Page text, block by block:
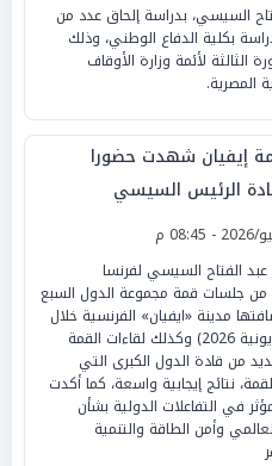
السيسي، بدراسة إلحاق عدد من
بكلية الدفاع الوطني، وذلك
الثالثة لأئمة وزارة الأوقاف
المصرية.
إيفيان شهدت حضورا
الرئيس السيسي
الفتاح السيسي لفرنسا
جلسات قمة مجموعة الدول السبع
مدينة «ايفيان» الفرنسية خلال
الفترة من (15- 17 يونية 2026) وكذلك لقاءات القمة
من قادة الدول الكبرى التي
نتائج إيجابية واسعة، كما أكدت
في التفاعلات الدولية بشأن
وأمن الطاقة والتنمية